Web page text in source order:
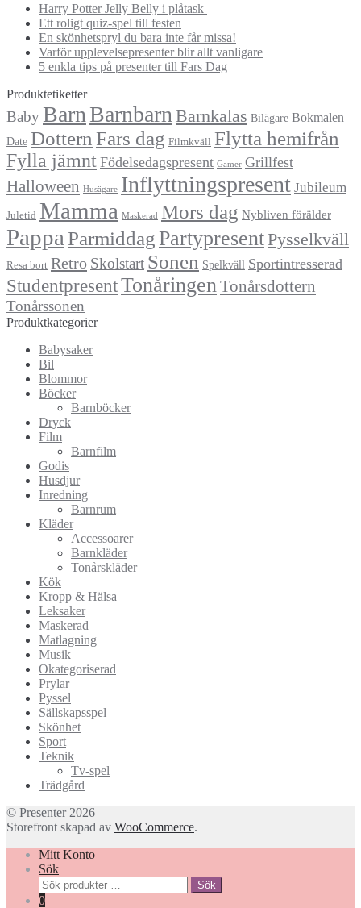
Harry Potter Jelly Belly i plåtask
Ett roligt quiz-spel till festen
En skönhetspryl du bara inte får missa!
Varför upplevelsepresenter blir allt vanligare
5 enkla tips på presenter till Fars Dag
Produktetiketter
Baby Barn Barnbarn Barnkalas Bilägare Bokmalen
Date Dottern Fars dag Filmkväll Flytta hemifrån
Fylla jämnt Födelsedagspresent Gamer Grillfest
Halloween Husägare Inflyttningspresent Jubileum
Juletid Mamma Maskerad Mors dag Nybliven förälder
Pappa ParmiddagPartypresentPysselkväll
Resa bort Retro Skolstart Sonen Spelkväll Sportintresserad
StudentpresentTonåringen Tonårsdottern
Tonårssonen
Produktkategorier
Babysaker
Bil
Blommor
Böcker
Barnböcker
Dryck
Film
Barnfilm
Godis
Husdjur
Inredning
Barnrum
Kläder
Accessoarer
Barnkläder
Tonårskläder
Kök
Kropp & Hälsa
Leksaker
Maskerad
Matlagning
Musik
Okategoriserad
Prylar
Pyssel
Sällskapsspel
Skönhet
Sport
Teknik
Tv-spel
Trädgård
© Presenter 2026
Storefront skapad av WooCommerce.
Mitt Konto
Sök
Sök
efter:
Sök
0